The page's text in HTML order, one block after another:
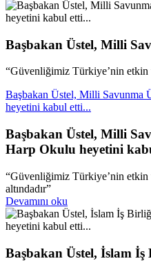
Başbakan Üstel, Milli
“Güvenliğimiz Türkiye’nin
Başbakan Üstel, Milli Savunma
heyetini kabul etti...
Başbakan Üstel, Milli
Harp Okulu heyetini
“Güvenliğimiz Türkiye’nin
altındadır”
Devamını oku
Başbakan Üstel, İslam İş